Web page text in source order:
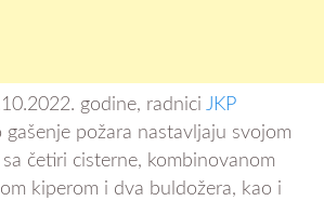
godine, radnici JKP
gašenje požara nastavljaju svojom
četiri cisterne, kombinovanom
kiperom i dva buldožera, kao i